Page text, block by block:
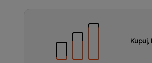
Kupuj,